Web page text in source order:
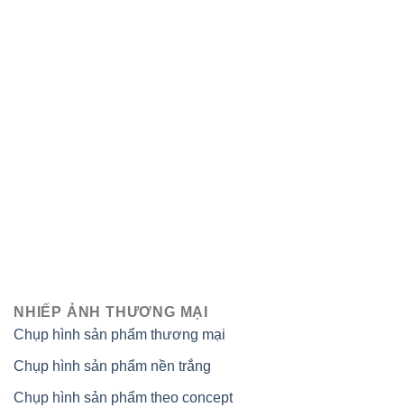
NHIẾP ẢNH THƯƠNG MẠI
Chụp hình sản phẩm thương mại
Chụp hình sản phẩm nền trắng
Chụp hình sản phẩm theo concept